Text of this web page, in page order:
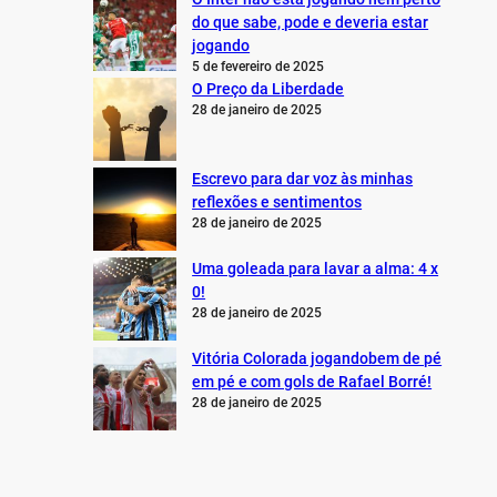
do que sabe, pode e deveria estar
jogando
5 de fevereiro de 2025
O Preço da Liberdade
28 de janeiro de 2025
Escrevo para dar voz às minhas
reflexões e sentimentos
28 de janeiro de 2025
Uma goleada para lavar a alma: 4 x
0!
28 de janeiro de 2025
Vitória Colorada jogandobem de pé
em pé e com gols de Rafael Borré!
28 de janeiro de 2025